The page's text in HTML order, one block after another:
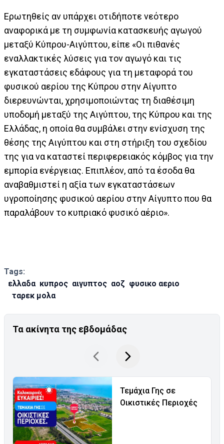
Ερωτηθείς αν υπάρχει οτιδήποτε νεότερο
αναφορικά με τη συμφωνία κατασκευής αγωγού
μεταξύ Κύπρου-Αιγύπτου, είπε «Οι πιθανές
εναλλακτικές λύσεις για τον αγωγό και τις
εγκαταστάσεις εδάφους για τη μεταφορά του
φυσικού αερίου της Κύπρου στην Αίγυπτο
διερευνώνται, χρησιμοποιώντας τη διαθέσιμη
υποδομή μεταξύ της Αιγύπτου, της Κύπρου και της
Ελλάδας, η οποία θα συμβάλει στην ενίσχυση της
θέσης της Αιγύπτου και στη στήριξη του σχεδίου
της για να καταστεί περιφερειακός κόμβος για την
εμπορία ενέργειας. Επιπλέον, από τα έσοδα θα
αναβαθμιστεί η αξία των εγκαταστάσεων
υγροποίησης φυσικού αερίου στην Αίγυπτο που θα
παραλάβουν το κυπριακό φυσικό αέριo».
Tags:
ελλαδα κυπρος αιγυπτος αοζ φυσικο αεριο
ταρεκ μολα
Τα ακίνητα της εβδομάδας
Τεμάχια Γης σε
Οικιστικές Περιοχές